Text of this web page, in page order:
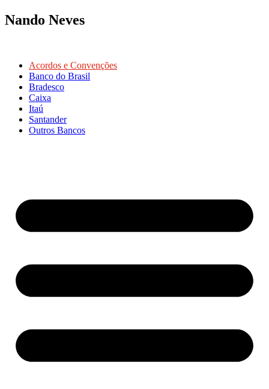
Nando Neves
Acordos e Convenções
Banco do Brasil
Bradesco
Caixa
Itaú
Santander
Outros Bancos